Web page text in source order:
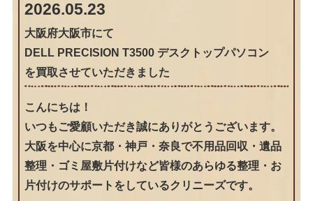
2026.05.23
大阪府大阪市にて
DELL PRECISION T3500 デスクトップパソコン
を買取させていただきました
こんにちは！
いつもご愛顧いただき誠にありがとうございます。
大阪を中心に京都・神戸・奈良で不用品回収・遺品
整理・ゴミ屋敷片付けなど皆様のあらゆる整理・お
片付けのサポートをしているクリニーズです。